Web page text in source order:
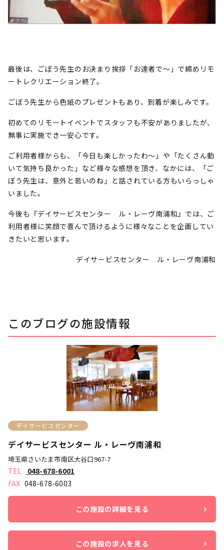
最後は、ごぼう先生のお決まり挨拶「お達者で～」で締めリモ
ートレクリエーション終了。
ごぼう先生から色紙のプレゼントもあり、到着が楽しみです。
初めてのリモートイベントでスタッフも不安がありましたが、
無事に実施でき一安心です。
ご利用者様からも、「今日も楽しかったわ～」や「たくさん動
いて気持ち良かった」など様々な感想を頂き、なかには、「ご
ぼう先生は、意外と若いのね」と話されている方もいらっしゃ
いました。
今後も『デイサービスセンター ル・レーヴ南浦和』では、ご
利用者様に笑顔で喜んで頂けるように様々なことを企画してい
きたいと思います。
デイサービスセンター ル・レーヴ南浦和
このブログの施設情報
デイサービスセンター
デイサービスセンター ル・レーヴ南浦和
埼玉県さいたま市南区大谷口967-7
048-678-6001
048-678-6003
この施設の詳細を見る
この施設の求人を見る